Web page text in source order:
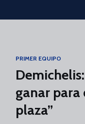
Skip to main content
PRIMER EQUIPO
ganar para
plaza”